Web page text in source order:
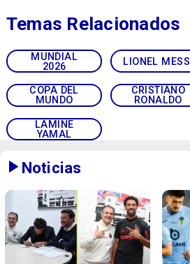
MUNDIAL
2026
LIONEL MESSI
COPA DEL
MUNDO
CRISTIANO
RONALDO
LAMINE
YAMAL
Temas Relacionados
Noticias